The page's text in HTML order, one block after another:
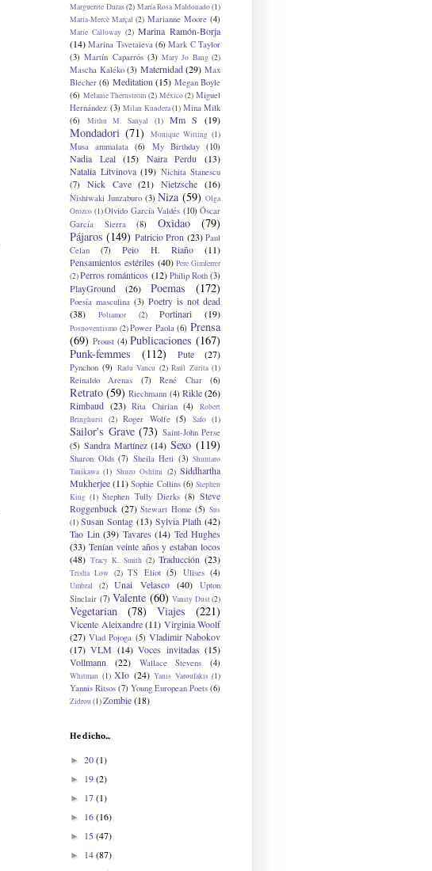
Marguerite Duras(2) María Rosa Maldonado(1)
Maria-Mercè Marçal (2) Marianne Moore (4)
Marie Calloway (2) Marina Ramón-Borja
(14) Marina Tsvetaieva (6) Mark C Taylor
(3) Martín Caparrós (3) Mary Jo Bang (2)
Mascha Kaléko (3) Maternidad (29) Max
Blecher (6) Meditation (15) Megan Boyle
(6) Melanie Thernstrom (2) México (2) Miguel
Hernández (3) Milan Kundera(1) Mina Milk
(6)
Mithu M. Sanyal (1) Mm S (19)
Mondadori (71) Monique Witting (1)
Musa ammalata (6) My Birthday (10)
Nadia Leal (15) Naira Perdu
(13)
Natalia Litvinova (19) Nichita Stanescu
(7)
Nick Cave (21) Nietzsche (16)
Nishiwaki Junzaburo (3) Niza (59) Olga
Orozco (1)Olvido García Valdés (10) Óscar
García Sierra
(8) Oxidao
(79)
Pájaros (149) Patricio Pron (23) Paul
Celan
(7) Peio H. Riaño
(11)
Pensamientos estériles (40) Pere Gimferrer
(2)Perros románticos (12) Philip Roth (3)
PlayGround (26) Poemas (172)
Poesía masculina (3) Poetry is not dead
(38)
Poliamor (2) Portinari (19)
Posnoventismo (2) Power Paola (6) Prensa
(69) Proust (4) Publicaciones (167)
Punk-femmes
(112) Pute (27)
Pynchon (9) Radu Vancu (2) Raúl Zurita (1)
Reinaldo Arenas (7) René Char (6)
Retrato (59) Riechmann (4) Rikle (26)
Rimbaud (23) Rita Chirian (4)
Robert
Bringhurst (2) Roger Wolfe (5) Safo (1)
Sailor's Grave (73) Saint-John Perse
(5) Sandra Martínez (14) Sexo (119)
Sharon Olds (7) Sheila Heti (3) Shuntaro
Tanikawa (1) Shuzo Oshimi (2) Siddhartha
Mukherjee (11) Sophie Collins (6) Stephen
King (1) Stephen Tully Dierks (8) Steve
Roggenbuck (27) Stewart Home (5) Sus
(1) Susan Sontag (13) Sylvia Plath (42)
Tao Lin (39) Tavares (14) Ted Hughes
(33) Tenían veinte años y estaban locos
(48) Tracy K. Smith (2) Traducción (23)
Trisha Low (2) TS Eliot (5) Ulises (4)
Umbral (2) Unai Velasco (40)
Upton
Sinclair (7) Valente (60) Vanity Dust(2)
Vegetarian (78) Viajes (221)
Vicente Aleixandre (11) Virginia Woolf
(27) Vlad Pojoga (5) Vladimir Nabokov
(17) VLM (14) Voces invitadas (15)
Vollmann
(22) Wallace Stevens (4)
Whitman (1) XIo (24) Yanis Varoufakis (1)
Yannis Ritsos (7) Young European Poets (6)
Zidrou(1)Zombie(18)
He dicho...
► 20(1)
► 19(2)
► 17(1)
► 16(16)
► 15(47)
► 14(87)